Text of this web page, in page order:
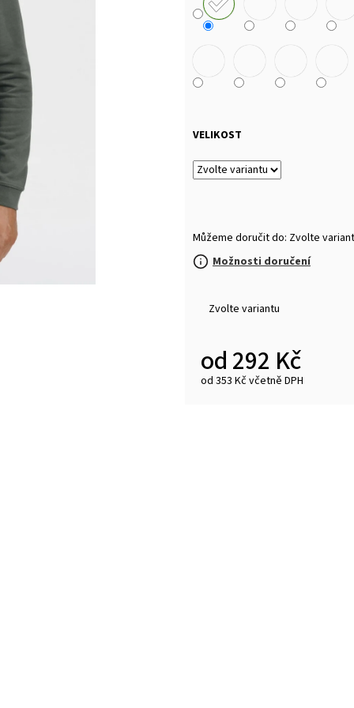
VELIKOST
Můžeme doručit do: Zvolte
Možnosti doručení
Zvolte variantu
od292 Kč
od 353 Kčvčetně DPH
G, 100% BAVLNA, SILIKONOVÁ ÚPRAVA
Kč
32 Kč